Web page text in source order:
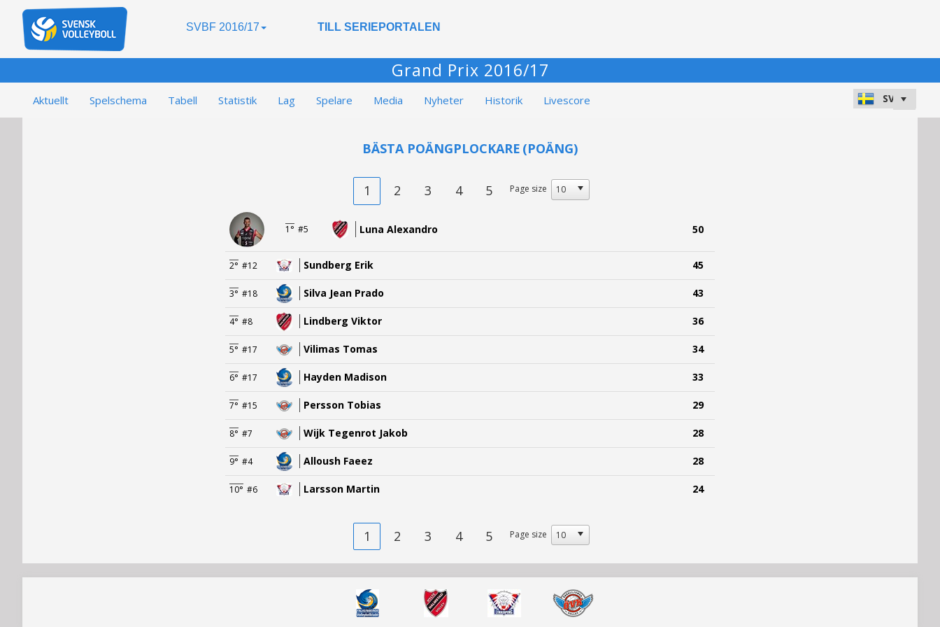
SVBF 2016/17 TILL SERIEPORTALEN
Grand Prix 2016/17
Aktuellt Spelschema Tabell Statistik Lag Spelare Media Nyheter Historik Livescore
BÄSTA POÄNGPLOCKARE (POÄNG)
1 2 3 4 5 Page size
1° #5 Luna Alexandro 50
2° #12 Sundberg Erik 45
3° #18 Silva Jean Prado 43
4° #8 Lindberg Viktor 36
5° #17 Vilimas Tomas 34
6° #17 Hayden Madison 33
7° #15 Persson Tobias 29
8° #7 Wijk Tegenrot Jakob 28
9° #4 Alloush Faeez 28
10° #6 Larsson Martin 24
1 2 3 4 5 Page size